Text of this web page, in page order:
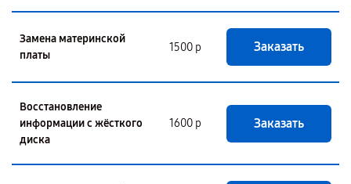
Замена материнской
платы
1500 р Заказать
Восстановление
информации с жёсткого
диска
1600 р Заказать